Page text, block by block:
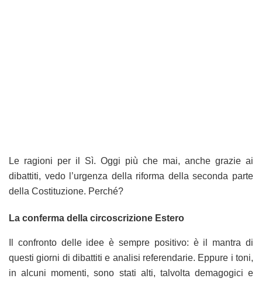
Le ragioni per il Sì. Oggi più che mai, anche grazie ai
dibattiti, vedo l’urgenza della riforma della seconda parte
della Costituzione. Perché?
La conferma della circoscrizione Estero
Il confronto delle idee è sempre positivo: è il mantra di
questi giorni di dibattiti e analisi referendarie. Eppure i toni,
in alcuni momenti, sono stati alti, talvolta demagogici e